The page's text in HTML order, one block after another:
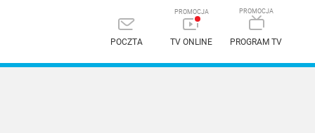
POCZTA TV ONLINE PROGRAM TV